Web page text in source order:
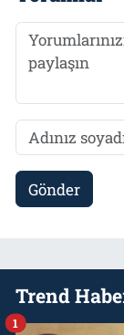
Gönder
Trend
1